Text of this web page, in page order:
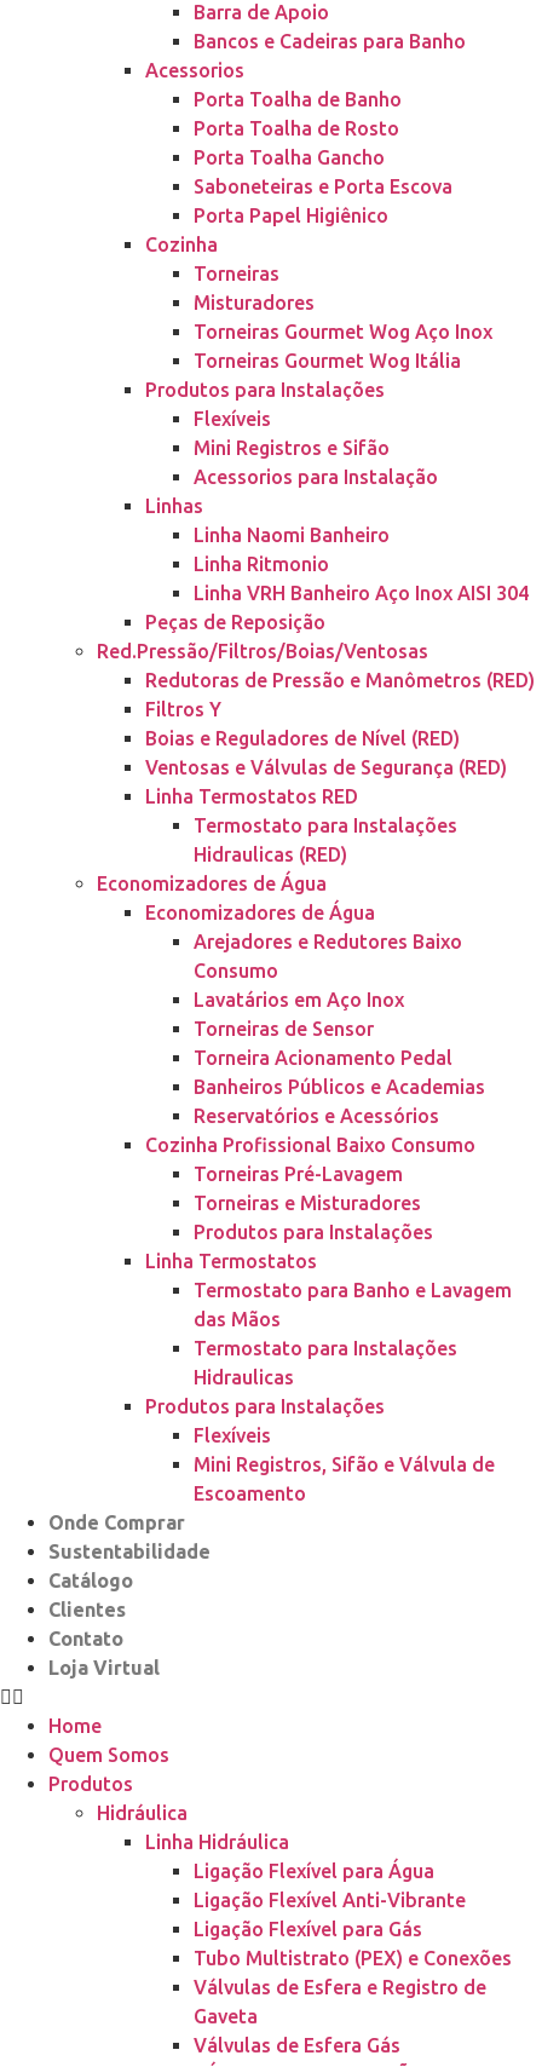
Barra de Apoio
Bancos e Cadeiras para Banho
Acessorios
Porta Toalha de Banho
Porta Toalha de Rosto
Porta Toalha Gancho
Saboneteiras e Porta Escova
Porta Papel Higiênico
Cozinha
Torneiras
Misturadores
Torneiras Gourmet Wog Aço Inox
Torneiras Gourmet Wog Itália
Produtos para Instalações
Flexíveis
Mini Registros e Sifão
Acessorios para Instalação
Linhas
Linha Naomi Banheiro
Linha Ritmonio
Linha VRH Banheiro Aço Inox AISI 304
Peças de Reposição
Red.Pressão/Filtros/Boias/Ventosas
Redutoras de Pressão e Manômetros (RED)
Filtros Y
Boias e Reguladores de Nível (RED)
Ventosas e Válvulas de Segurança (RED)
Linha Termostatos RED
Termostato para Instalações
Hidraulicas (RED)
Economizadores de Água
Economizadores de Água
Arejadores e Redutores Baixo
Consumo
Lavatários em Aço Inox
Torneiras de Sensor
Torneira Acionamento Pedal
Banheiros Públicos e Academias
Reservatórios e Acessórios
Cozinha Profissional Baixo Consumo
Torneiras Pré-Lavagem
Torneiras e Misturadores
Produtos para Instalações
Linha Termostatos
Termostato para Banho e Lavagem
das Mãos
Termostato para Instalações
Hidraulicas
Produtos para Instalações
Flexíveis
Mini Registros, Sifão e Válvula de
Escoamento
Onde Comprar
Sustentabilidade
Catálogo
Clientes
Contato
Loja Virtual
Home
Quem Somos
Produtos
Hidráulica
Linha Hidráulica
Ligação Flexível para Água
Ligação Flexível Anti-Vibrante
Ligação Flexível para Gás
Tubo Multistrato (PEX) e Conexões
Válvulas de Esfera e Registro de
Gaveta
Válvulas de Esfera Gás